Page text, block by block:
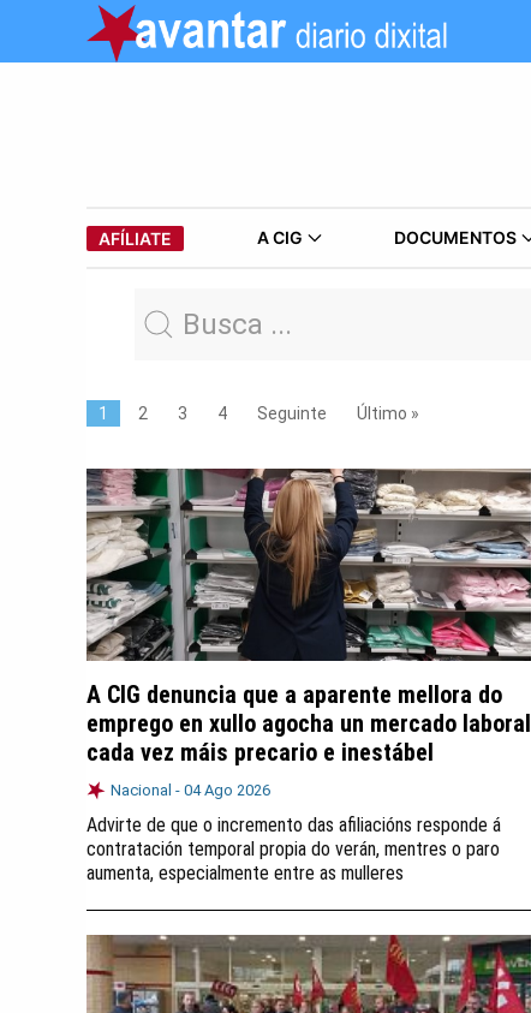
AFÍLIATE A CIG DOCUMENTOS
1 2 3 4 Seguinte Último »
A CIG denuncia que a aparente mellora do
emprego en xullo agocha un mercado laboral
cada vez máis precario e inestábel
Nacional - 04 Ago 2026
Advirte de que o incremento das afiliacións responde á
contratación temporal propia do verán, mentres o paro
aumenta, especialmente entre as mulleres